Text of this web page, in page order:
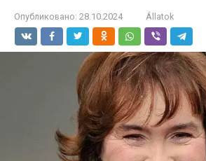
Опубликовано: 28.10.2024 Állatok